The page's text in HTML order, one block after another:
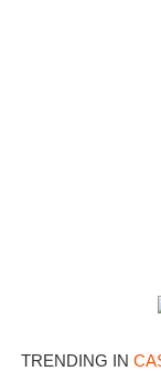
TRENDING IN